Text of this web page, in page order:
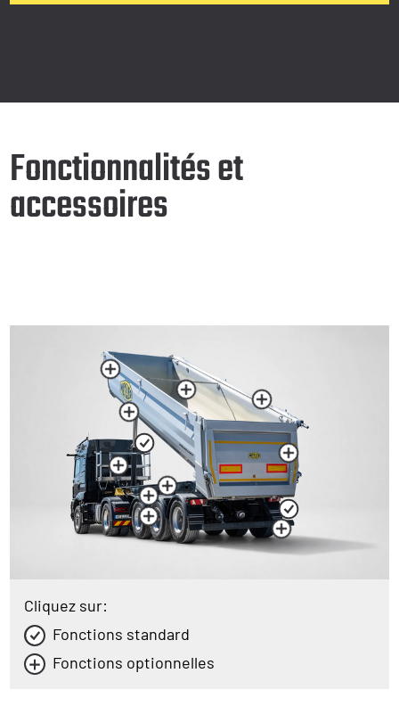
Fonctionnalités et
accessoires
Cliquez sur:
Fonctions standard
Fonctions optionnelles